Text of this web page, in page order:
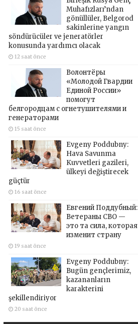
Muhafızları’ndan
gönüllüler, Belgorod
sakinlerine yangın
söndürücüler ve jeneratörler
konusunda yardımcı olacak
12 saat önce
Волонтёры
«Молодой Гвардии
Единой России»
помогут
белгородцам с огнетушителями и
генераторами
15 saat önce
Evgeny Poddubny:
Hava Savunma
Kuvvetleri gazileri,
ülkeyi değiştirecek
güçtür
16 saat önce
Евгений Поддубный:
Ветераны СВО —
это та сила, которая
изменит страну
19 saat önce
Evgeny Poddubny:
Bugün gençlerimiz,
kazananların
karakterini
şekillendiriyor
20 saat önce